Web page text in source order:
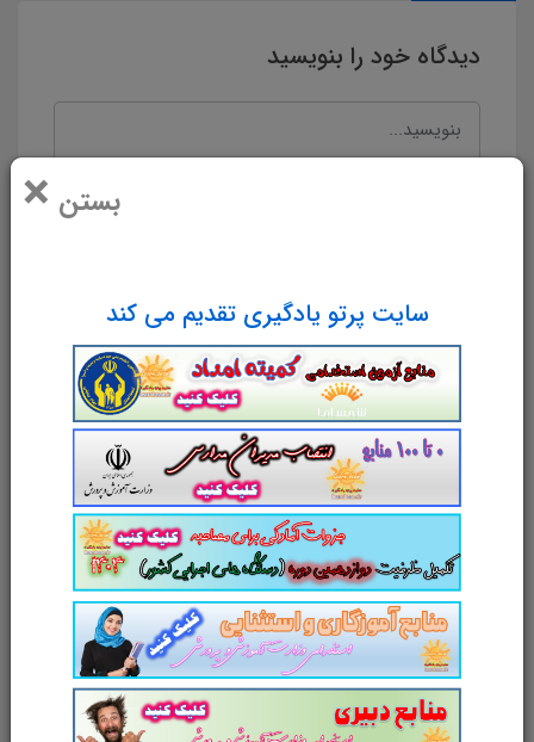
بستن ×
سایت پرتو یادگیری تقدیم می کند
دیدگاه خود را بنویسید
نام و نام خانوادگی
پست الکترونیک
آدرس وب‌سایت
امتیاز شما به محصول